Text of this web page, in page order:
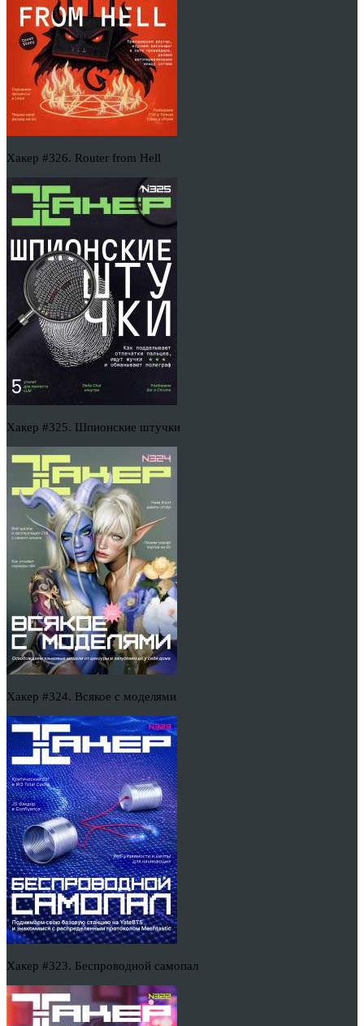
Хакер #326. Router from Hell
Хакер #325. Шпионские штучки
Хакер #324. Всякое с моделями
Хакер #323. Беспроводной самопал